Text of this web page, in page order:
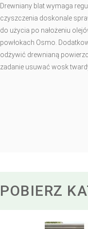
Drewniany blat wymaga
czyszczenia doskonale
do użycia po nałożeniu
powłokach Osmo.
odżywić drewnianą
zadanie usuwać wosk
POBIERZ